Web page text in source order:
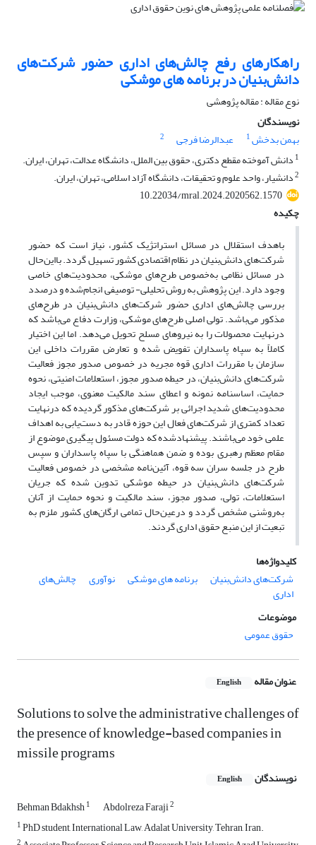
راهکارهای رفع چالش‌های اداری حضور شرکت‌های
دانش‌بنیان در برنامه های موشکی
نوع مقاله : مقاله پژوهشی
نویسندگان
بهمن بدخش1 عبدالرضا فرجی
2
1 دانش آموخته مقطع دکتری، حقوق بین الملل، دانشگاه عدالت، تهران، ایران.
2دانشیار، واحد علوم و تحقیقات، دانشگاه آزاد اسلامی، تهران، ایران.
10.22034/mral.2024.2020562.1570
چکیده
باهدف استقلال در مسائل استراتژیک کشور، نیاز است که حضور
شرکت‌های دانش‌بنیان در نظام اقتصادی کشور تسهیل گردد. بااین‌حال
در مسائل نظامی به‌خصوص طرح‌های موشکی، محدودیت‌های خاصی
وجود دارد. این پژوهش به روش تحلیلی- توصیفی انجام‌شده و درصدد
بررسی چالش‌های اداری حضور شرکت‌های دانش‌بنیان در طرح‌های
مذکور می‌باشد. تولی اصلی طرح‌های موشکی، وزارت دفاع می‌باشد که
درنهایت محصولات را به نیروهای مسلح تحویل می‌دهد. اما این اختیار
کاملاً به سپاه پاسداران تفویض شده و تعارض مقررات داخلی این
سازمان با مقررات اداری قوه مجریه در خصوص صدور مجوز فعالیت
شرکت‌های دانش‌بنیان، در حیطه صدور مجوز، استعلامات امنیتی، نحوه
حمایت، اساسنامه نمونه و اعطای سند مالکیت معنوی، موجب ایجاد
محدودیت‌های شدید اجرائی بر شرکت‌های مذکور گردیده که درنهایت
تعداد کمتری از شرکت‌های فعال این حوزه قادر به دست‌یابی به اهداف
علمی خود می‌باشند. پیشنهادشده که دولت مسئول پیگیری موضوع از
مقام معظم رهبری بوده و ضمن هماهنگی با سپاه پاسداران و سپس
طرح در جلسه سران سه قوه، آئین‌نامه مشخصی در خصوص فعالیت
شرکت‌های دانش‌بنیان در حیطه موشکی تدوین شده که جریان
استعلامات، تولی، صدور مجوز، سند مالکیت و نحوه حمایت از آنان
به‌روشنی مشخص گردد و درعین‌حال تمامی ارگان‌های کشور ملزم به
تبعیت از این منبع حقوق اداری گردند.
کلیدواژه‌ها
شرکت‌های دانش‌بنیان
برنامه های موشکی نوآوری چالش‌های
اداری
موضوعات
حقوق عمومی
عنوان مقاله English
Solutions to solve the administrative challenges of
the presence of knowledge-based companies in
missile programs
نویسندگان English
Behman Bdakhsh1 Abdolreza Faraji2
1PhD student, International Law, Adalat University, Tehran, Iran.